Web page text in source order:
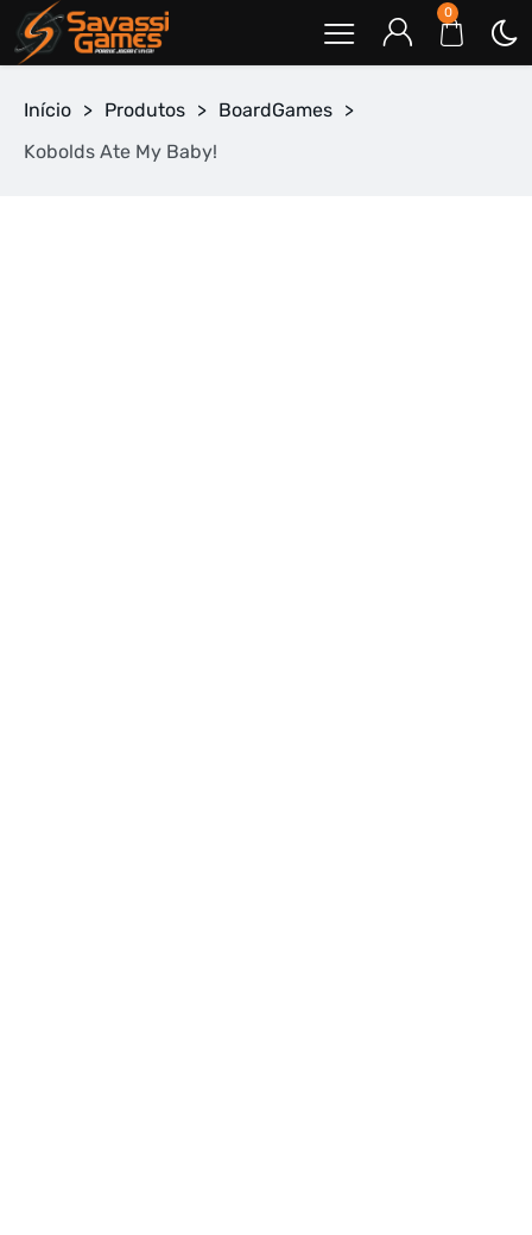
0
Início > Produtos > BoardGames >
Kobolds Ate My Baby!